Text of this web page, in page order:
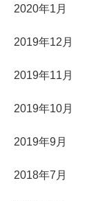
2020年1月
2019年12月
2019年11月
2019年10月
2019年9月
2018年7月